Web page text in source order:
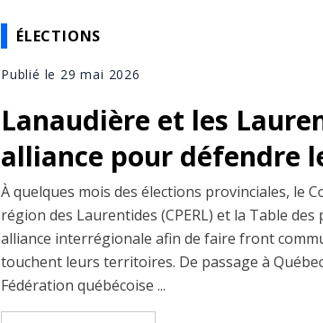
ÉLECTIONS
Publié le 29 mai 2026
Lanaudière et les
alliance pour défendre
À quelques mois des élections provinciales, le
région des Laurentides (CPERL) et la Table
alliance interrégionale afin de faire front
touchent leurs territoires. De passage à
Fédération québécoise ...